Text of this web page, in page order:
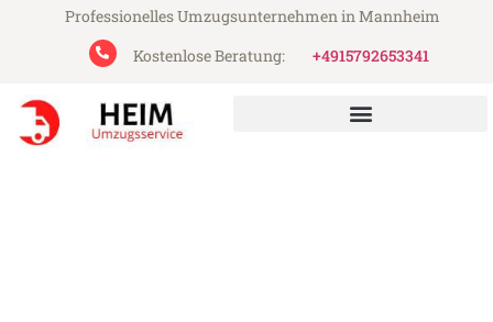
Professionelles Umzugsunternehmen in Mannheim
Kostenlose Beratung:
+4915792653341